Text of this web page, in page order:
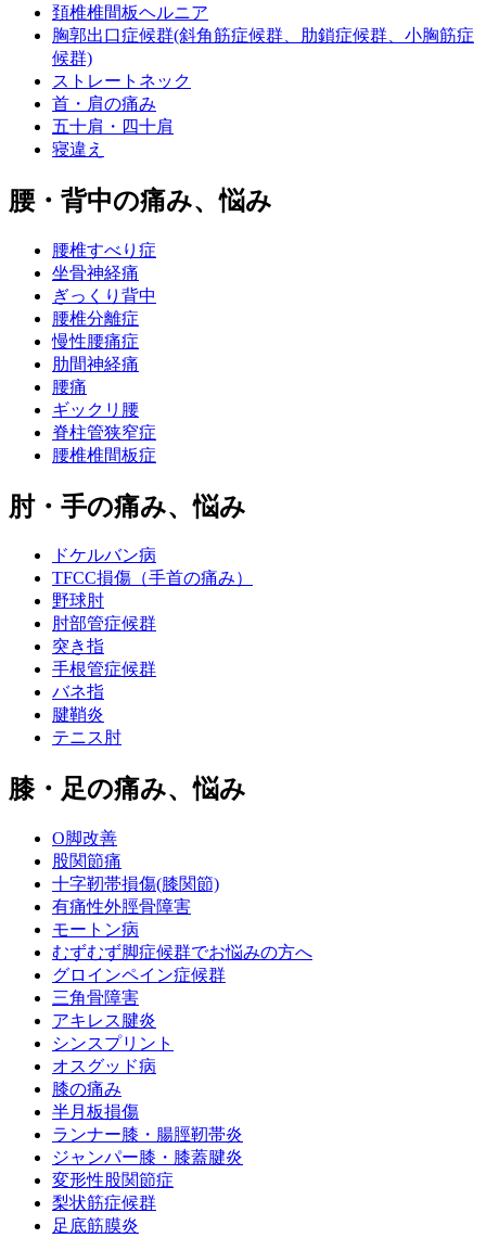
頚椎椎間板ヘルニア
胸郭出口症候群(斜角筋症候群、肋鎖症候群、小胸筋症
候群)
ストレートネック
首・肩の痛み
五十肩・四十肩
寝違え
腰・背中の痛み、悩み
腰椎すべり症
坐骨神経痛
ぎっくり背中
腰椎分離症
慢性腰痛症
肋間神経痛
腰痛
ギックリ腰
脊柱管狭窄症
腰椎椎間板症
肘・手の痛み、悩み
ドケルバン病
TFCC損傷（手首の痛み）
野球肘
肘部管症候群
突き指
手根管症候群
バネ指
腱鞘炎
テニス肘
膝・足の痛み、悩み
O脚改善
股関節痛
十字靭帯損傷(膝関節)
有痛性外脛骨障害
モートン病
むずむず脚症候群でお悩みの方へ
グロインペイン症候群
三角骨障害
アキレス腱炎
シンスプリント
オスグッド病
膝の痛み
半月板損傷
ランナー膝・腸脛靭帯炎
ジャンパー膝・膝蓋腱炎
変形性股関節症
梨状筋症候群
足底筋膜炎